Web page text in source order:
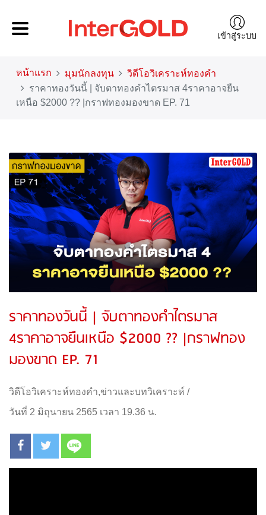
เข้าสู่ระบบ
หน้าแรก มุมนักลงทุน
วิดีโอวิเคราะห์ทองคำ
ราคาทองวันนี้ | จับตาทองคำไตรมาส 4ราคาอาจยืน
เหนือ $2000 ?? |กราฟทองมองขาด EP. 71
ราคาทองวันนี้ | จับตาทองคำไตรมาส
4ราคาอาจยืนเหนือ $2000 ?? |กราฟทอง
มองขาด EP. 71
วิดีโอวิเคราะห์ทองคำ,ข่าวและบทวิเคราะห์ /
วันที่ 2 มิถุนายน 2565 เวลา 19.36 น.